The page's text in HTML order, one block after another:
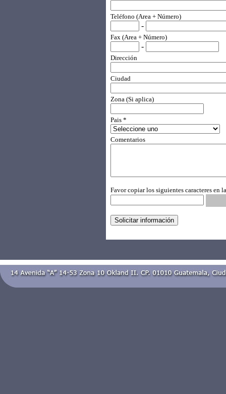
Teléfono (Area + Número)
-
Fax (Area + Número)
-
Dirección
Ciudad
Zona (Si aplica)
Pais *
Comentarios
Favor copiar los siguientes caracteres en